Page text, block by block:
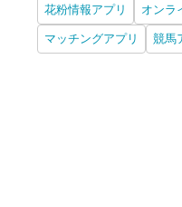
花粉情報アプリ オンラ
マッチングアプリ 競馬